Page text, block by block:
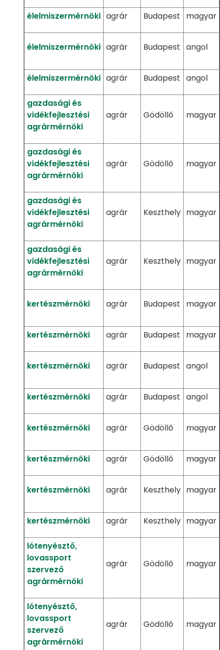
élelmiszermérnöki agrár Budapest magyar
élelmiszermérnöki agrár Budapest angol
élelmiszermérnöki agrár Budapest angol
gazdasági és
vidékfejlesztési
agrármérnöki
agrár Gödöllő magyar
gazdasági és
vidékfejlesztési
agrármérnöki
agrár Gödöllő magyar
gazdasági és
vidékfejlesztési
agrármérnöki
agrár Keszthely magyar
gazdasági és
vidékfejlesztési
agrármérnöki
agrár Keszthely magyar
kertészmérnöki agrár Budapest magyar
kertészmérnöki agrár Budapest magyar
kertészmérnöki agrár Budapest angol
kertészmérnöki agrár Budapest angol
kertészmérnöki agrár Gödöllő magyar
kertészmérnöki agrár Gödöllő magyar
kertészmérnöki agrár Keszthely magyar
kertészmérnöki agrár Keszthely magyar
lótenyésztő,
lovassport
szervező
agrármérnöki
agrár Gödöllő magyar
lótenyésztő,
lovassport
szervező
agrármérnöki
agrár Gödöllő magyar